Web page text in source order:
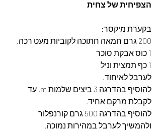
הצפיחית של צחית
בקערת מיקסר:
200 גרם חמאה חתוכה לקוביות מעט רכה.
1 כוס אבקת סוכר
1 כף תמצית וניל
לערבל לאיחוד.
להוסיף בהדרגה 3 ביצים שלמות m, עד
לקבלת מרקם אחיד.
להוסיף בהדרגה 500 גרם קורנפלור
ולהמשיך לערבל במהירות נמוכה.